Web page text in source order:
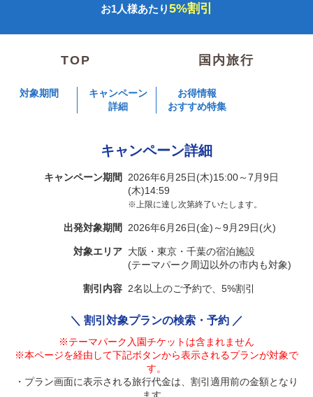
お1人様あたり5%割引
TOP 国内旅行
対象期間
キャンペーン
詳細
お得情報
おすすめ特集
キャンペーン詳細
キャンペーン期間
2026年6月25日(木)15:00～7月9日
(木)14:59
※上限に達し次第終了いたします。
出発対象期間 2026年6月26日(金)～9月29日(火)
対象エリア 大阪・東京・千葉の宿泊施設
(テーマパーク周辺以外の市内も対象)
割引内容 2名以上のご予約で、5%割引
＼ 割引対象プランの検索・予約 ／
※テーマパーク入園チケットは含まれません
※本ページを経由して下記ボタンから表示されるプランが対象で
す。
・プラン画面に表示される旅行代金は、割引適用前の金額となり